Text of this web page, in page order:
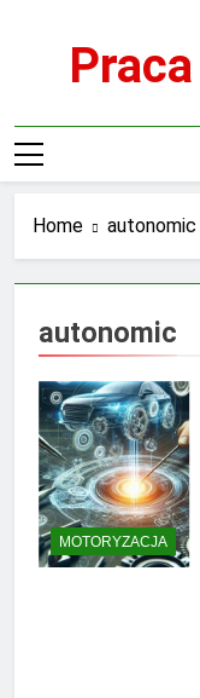
Home autonomic
autonomic
MOTORYZACJA